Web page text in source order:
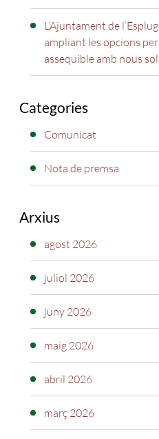
L’Ajuntament de
ampliant les opcions
assequible amb nous
Categories
Comunicat
Nota de premsa
Arxius
agost 2026
juliol 2026
juny 2026
maig 2026
abril 2026
març 2026